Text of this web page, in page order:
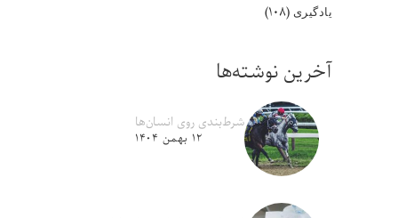
یادگیری (۱۰۸)
آخرین نوشته‌ها
شرط‌بندی روی انسان‌ها
۱۲ بهمن ۱۴۰۴